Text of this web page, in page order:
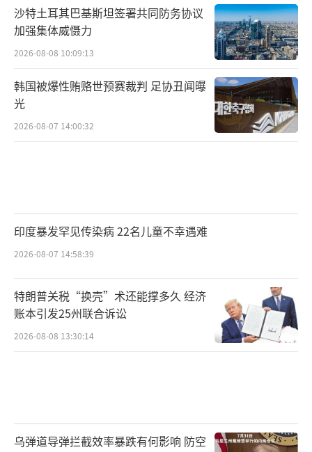
沙特土耳其巴基斯坦签署共同防务协议
加强集体威慑力
2026-08-08 10:09:13
韩国被爆性贿赂世预赛裁判 足协丑闻曝
光
2026-08-07 14:00:32
印度暴发罕见传染病 22名儿童不幸遇难
2026-08-07 14:58:39
特朗普关税“换壳”术还能撑多久 经济
账本引发25州联合诉讼
2026-08-08 13:30:14
乌弹道导弹拦截效率暴跌有何影响 防空